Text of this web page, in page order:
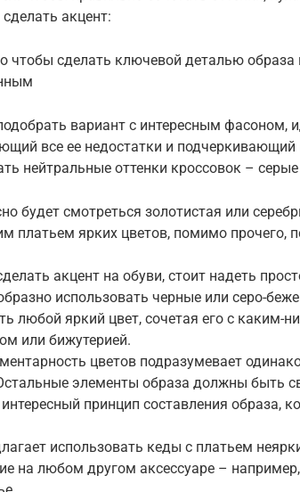
сделать акцент:
чтобы сделать ключевой деталью
вариант с интересным фасоном,
все ее недостатки и подчеркивающий
нейтральные оттенки кроссовок –
будет смотреться золотистая или
платьем ярких цветов, помимо прочего,
акцент на обуви, стоит надеть
использовать черные или серо-
любой яркий цвет, сочетая его с каким-
или бижутерией.
цветов подразумевает
элементы образа должны быть
принцип составления образа,
использовать кеды с платьем
на любом другом аксессуаре –